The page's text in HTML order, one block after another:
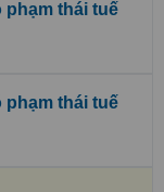
phạm thái tuế
phạm thái tuế